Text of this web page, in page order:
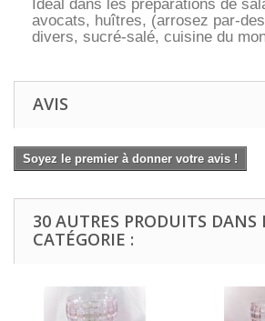
Idéal dans les préparations de
avocats, huîtres, (arrosez par-
divers, sucré-salé, cuisine du
AVIS
Soyez le premier à donner votre avis !
30 AUTRES PRODUITS DANS
CATÉGORIE :